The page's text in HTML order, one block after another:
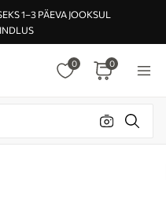
1–3 PÄEVA JOOKSUL
0 0